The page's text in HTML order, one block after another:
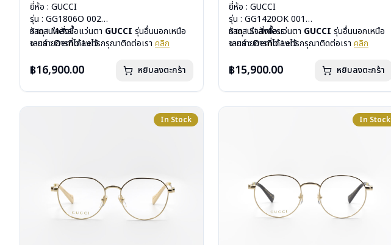
ยี่ห้อ : GUCCI
รุ่น : GG1806O 002
วัสดุ : Metal
เลนส์ : Demo Lens
น้ำหนัก : 27 กรัม
การรับประกัน : 1 ปี
หากสนใจสั่งชื้อแว่นตา GUCCI รุ่นอื่นนอกเหนือ
จากรายการที่ได้ลงไว้ กรุณาติดต่อเรา คลิก
฿16,900.00 หยิบลงตะกร้า
ยี่ห้อ : GUCCI
รุ่น : GG1420OK 001
วัสดุ : Stainless
เลนส์ : Demo Lens
น้ำหนัก : 23 กรัม
การรับประกัน : 1 ปี
หากสนใจสั่งชื้อแว่นตา GUCCI รุ่นอื่นนอกเหนือ
จากรายการที่ได้ลงไว้ กรุณาติดต่อเรา คลิก
฿15,900.00 หยิบลงตะกร้า
In Stock In Stock